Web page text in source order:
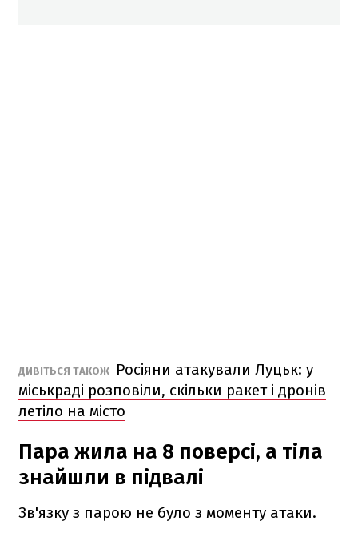
ДИВІТЬСЯ ТАКОЖ
Росіяни атакували Луцьк: у
міськраді розповіли, скільки ракет і дронів
летіло на місто
Пара жила на 8 поверсі, а тіла
знайшли в підвалі
Зв'язку з парою не було з моменту атаки.